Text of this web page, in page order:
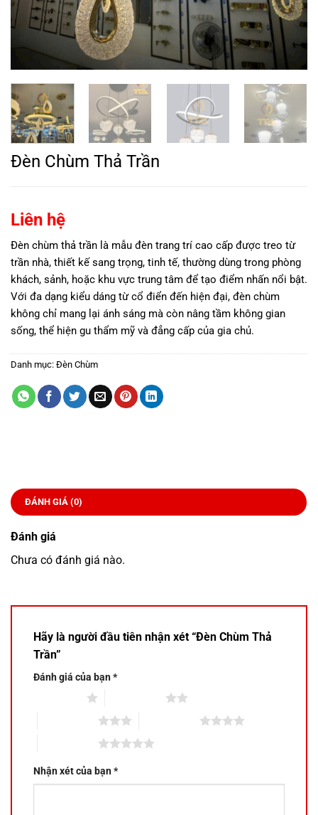
Đèn Chùm Thả Trần
Liên hệ
Đèn chùm thả trần là mẫu đèn trang trí cao cấp được treo từ
trần nhà, thiết kế sang trọng, tinh tế, thường dùng trong phòng
khách, sảnh, hoặc khu vực trung tâm để tạo điểm nhấn nổi bật.
Với đa dạng kiểu dáng từ cổ điển đến hiện đại, đèn chùm
không chỉ mang lại ánh sáng mà còn nâng tầm không gian
sống, thể hiện gu thẩm mỹ và đẳng cấp của gia chủ.
Danh mục: Đèn Chùm
ĐÁNH GIÁ (0)
Đánh giá
Chưa có đánh giá nào.
Hãy là người đầu tiên nhận xét “Đèn Chùm Thả
Trần”
Đánh giá của bạn*
Nhận xét của bạn*